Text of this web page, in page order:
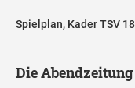
Spielplan, Kader TSV
Die Abendzeitung